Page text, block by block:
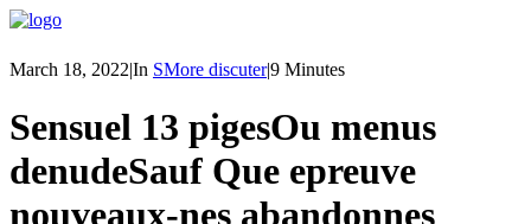
March 18, 2022|In SMore discuter|9 Minutes
Sensuel 13 pigesOu menus
denudeSauf Que epreuve
nouveaux-nes abandonnes